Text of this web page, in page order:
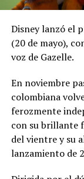
Disney lanzó el
(20 de mayo),
voz de Gazelle.
En noviembre
colombiana
ferozmente
con su brillante
del vientre y su
lanzamiento de